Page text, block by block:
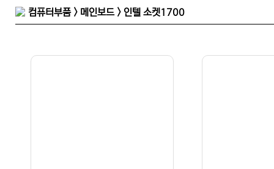
컴퓨터부품 > 메인보드 > 인텔 소켓1700